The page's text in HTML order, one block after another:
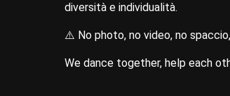
diversità e individualità.
⚠️ No photo, no video, no
We dance together, help each